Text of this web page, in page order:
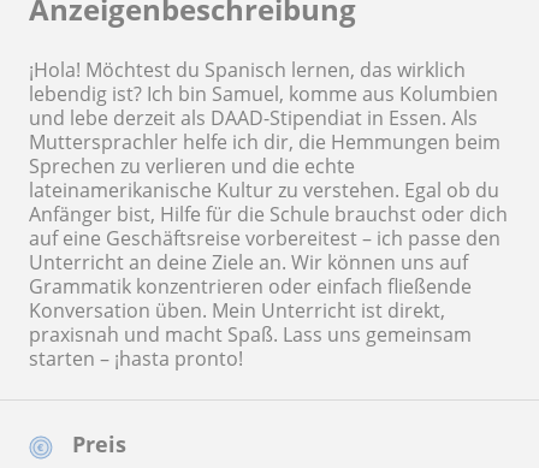
Preis
Anzeigenbeschreibung
¡Hola! Möchtest du Spanisch lernen, das wirklich
lebendig ist? Ich bin Samuel, komme aus Kolumbien
und lebe derzeit als DAAD-Stipendiat in Essen. Als
Muttersprachler helfe ich dir, die Hemmungen beim
Sprechen zu verlieren und die echte
lateinamerikanische Kultur zu verstehen. Egal ob du
Anfänger bist, Hilfe für die Schule brauchst oder dich
auf eine Geschäftsreise vorbereitest – ich passe den
Unterricht an deine Ziele an. Wir können uns auf
Grammatik konzentrieren oder einfach fließende
Konversation üben. Mein Unterricht ist direkt,
praxisnah und macht Spaß. Lass uns gemeinsam
starten – ¡hasta pronto!